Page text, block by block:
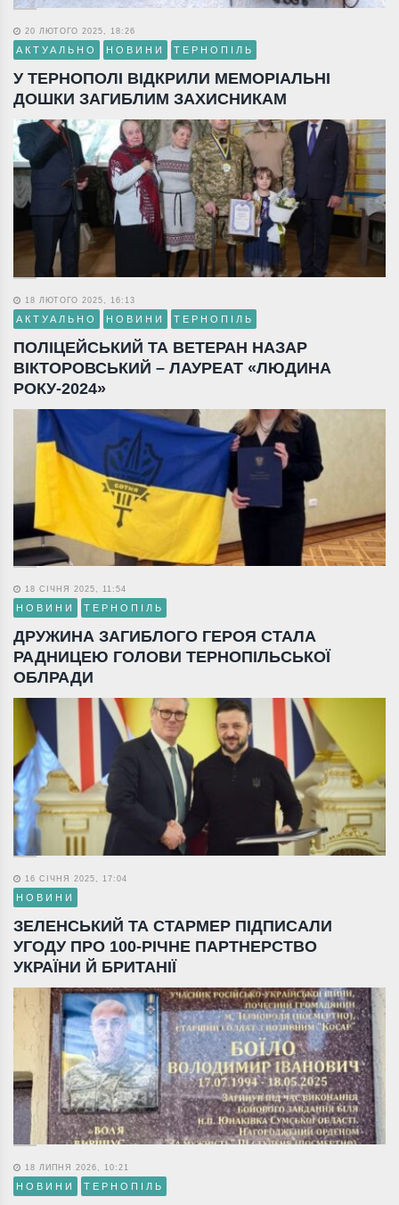
20 ЛЮТОГО 2025, 18:26
АКТУАЛЬНО НОВИНИ ТЕРНОПІЛЬ
У ТЕРНОПОЛІ ВІДКРИЛИ МЕМОРІАЛЬНІ
ДОШКИ ЗАГИБЛИМ ЗАХИСНИКАМ
18 ЛЮТОГО 2025, 16:13
АКТУАЛЬНО НОВИНИ ТЕРНОПІЛЬ
ПОЛІЦЕЙСЬКИЙ ТА ВЕТЕРАН НАЗАР
ВІКТОРОВСЬКИЙ – ЛАУРЕАТ «ЛЮДИНА
РОКУ-2024»
18 СІЧНЯ 2025, 11:54
НОВИНИ ТЕРНОПІЛЬ
ДРУЖИНА ЗАГИБЛОГО ГЕРОЯ СТАЛА
РАДНИЦЕЮ ГОЛОВИ ТЕРНОПІЛЬСЬКОЇ
ОБЛРАДИ
16 СІЧНЯ 2025, 17:04
НОВИНИ
ЗЕЛЕНСЬКИЙ ТА СТАРМЕР ПІДПИСАЛИ
УГОДУ ПРО 100-РІЧНЕ ПАРТНЕРСТВО
УКРАЇНИ Й БРИТАНІЇ
18 ЛИПНЯ 2026, 10:21
НОВИНИ ТЕРНОПІЛЬ